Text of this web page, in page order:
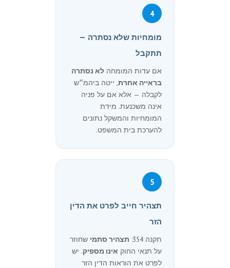
4
מומחיות שלא נסתרה —
תתקבל
אם עדות המומחה לא נסתרה
בראייה אחרת, ייטה ביהמ״ש
לקבלה — אלא אם על פניה
אינה משכנעת. מידת
המומחיות והמשקל נתונים
להערכת בית המשפט.
5
תצהיר חייב לפרט את הדין
הזר
תקנה 354: תצהיר סתמי שחוזר
על תנאי החוק אינו מספיק. יש
לפרט את הוראות הדין הזר